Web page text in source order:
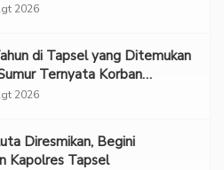
2026
di Tapsel yang Ditemukan
Ternyata Korban
2026
Diresmikan, Begini
Kapolres Tapsel